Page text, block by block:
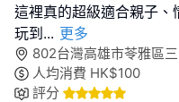
這裡真的超級適合親子
玩到 ... 更多
802台灣高雄市苓雅區
人均消費 HK$100
評分